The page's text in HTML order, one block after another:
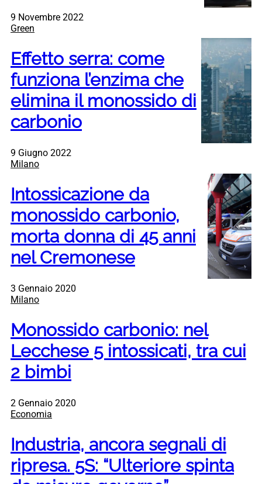
9 Novembre 2022
Green
Effetto serra: come
funziona l’enzima che
elimina il monossido di
carbonio
9 Giugno 2022
Milano
Intossicazione da
monossido carbonio,
morta donna di 45 anni
nel Cremonese
3 Gennaio 2020
Milano
Monossido carbonio: nel
Lecchese 5 intossicati, tra cui
2 bimbi
2 Gennaio 2020
Economia
Industria, ancora segnali di
ripresa. 5S: “Ulteriore spinta